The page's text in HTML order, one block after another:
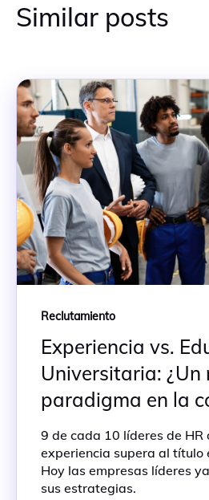
Similar posts
Reclutamiento
Experiencia vs.
Universitaria: ¿Un
paradigma en la
9 de cada 10 líderes de HR
experiencia supera al título
Hoy las empresas líderes
sus estrategias.